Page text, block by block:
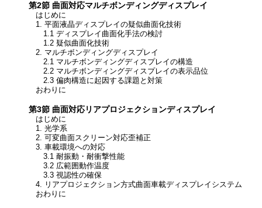
第2節 曲面対応マルチボンディングディスプレイ
はじめに
1. 平面液晶ディスプレイの疑似曲面化技術
1.1 ディスプレイ曲面化手法の検討
1.2 疑似曲面化技術
2. マルチボンディングディスプレイ
2.1 マルチボンディングディスプレイの構造
2.2 マルチボンディングディスプレイの表示品位
2.3 偏肉構造に起因する課題と対策
おわりに
第3節 曲面対応リアプロジェクションディスプレイ
はじめに
1. 光学系
2. 可変曲面スクリーン対応歪補正
3. 車載環境への対応
3.1 耐振動・耐衝撃性能
3.2 広範囲動作温度
3.3 視認性の確保
4. リアプロジェクション方式曲面車載ディスプレイシステム
おわりに